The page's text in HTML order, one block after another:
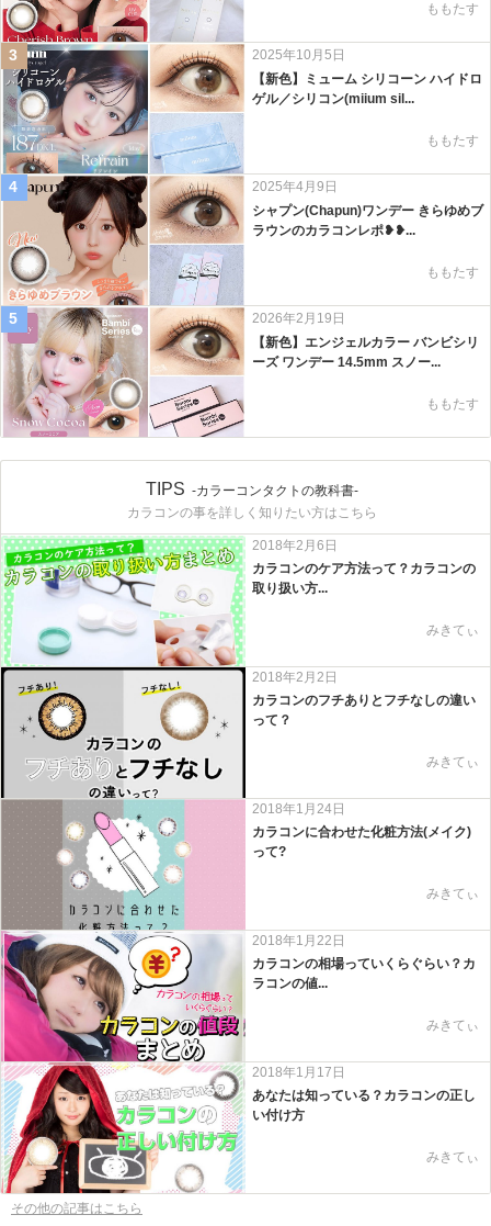
ももたす
3
2025年10月5日
【新色】ミューム シリコーン ハイドロ
ゲル／シリコン(miium sil...
ももたす
4
2025年4月9日
シャプン(Chapun)ワンデー きらゆめブ
ラウンのカラコンレポ❥❥...
ももたす
5
2026年2月19日
【新色】エンジェルカラー バンビシリ
ーズ ワンデー 14.5mm スノー...
ももたす
TIPS -カラーコンタクトの教科書-
カラコンの事を詳しく知りたい方はこちら
2018年2月6日
カラコンのケア方法って？カラコンの
取り扱い方...
みきてぃ
2018年2月2日
カラコンのフチありとフチなしの違い
って？
みきてぃ
2018年1月24日
カラコンに合わせた化粧方法(メイク)
って?
みきてぃ
2018年1月22日
カラコンの相場っていくらぐらい？カ
ラコンの値...
みきてぃ
2018年1月17日
あなたは知っている？カラコンの正し
い付け方
みきてぃ
その他の記事はこちら